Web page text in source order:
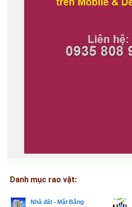
Danh mục rao vặt:
Nhà đất - Mặt Bằng